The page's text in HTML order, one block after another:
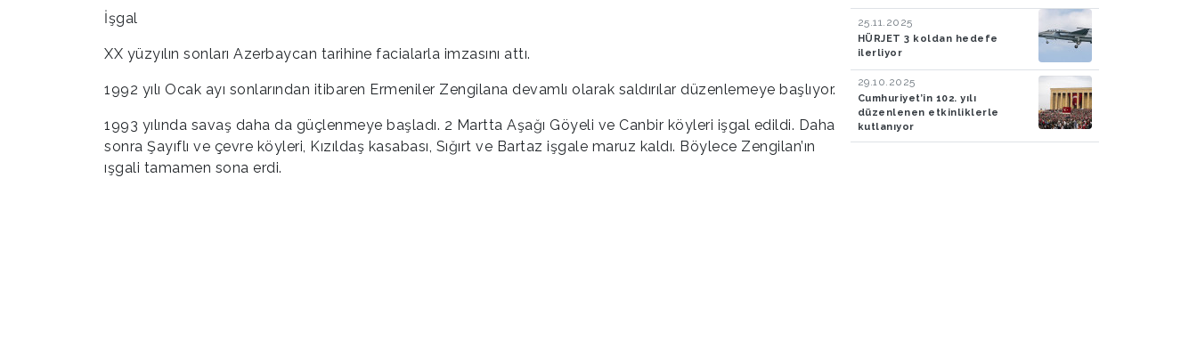
İşgal
XX yüzyılın sonları Azerbaycan tarihine facialarla imzasını attı.
1992 yılı Ocak ayı sonlarından itibaren Ermeniler Zengilana devamlı olarak saldırılar düzenlemeye başlıyor.
1993 yılında savaş daha da güçlenmeye başladı. 2 Martta Aşağı Göyeli ve Canbir köyleri işgal edildi. Daha
sonra Şayıflı ve çevre köyleri, Kızıldaş kasabası, Sığırt ve Bartaz işgale maruz kaldı. Böylece Zengilan’ın
ışgali tamamen sona erdi.
25.11.2025
HÜRJET 3 koldan hedefe
ilerliyor
29.10.2025
Cumhuriyet’in 102. yılı
düzenlenen etkinliklerle
kutlanıyor